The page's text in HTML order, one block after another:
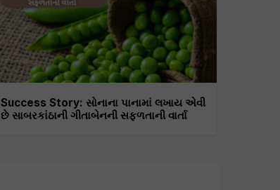
Success Story: સોનાના પાનામાં લખાય એવી
છે સાબરકાંઠાની ગીતાબેનની સફળતાની વાર્તા